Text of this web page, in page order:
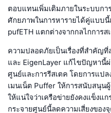
ตอบแทนเพิ่มเติมภายในระบบกา
ศักยภาพในการหารายได้คู่แบบ
pufETH แตกต่างจากกลไกการส
ความปลอดภัยเป็นเรื่องที่สำคัญที่
และ EigenLayer แก้ไขปัญหานี้
ศูนย์และการรีสเตค โดยการแปล
เมนเน็ต Puffer ให้การสนับสนุน
ให้แน่ใจว่าเครือข่ายยังคงแข็งแ
กระจายศูนย์นี้ลดความเสี่ยงของ